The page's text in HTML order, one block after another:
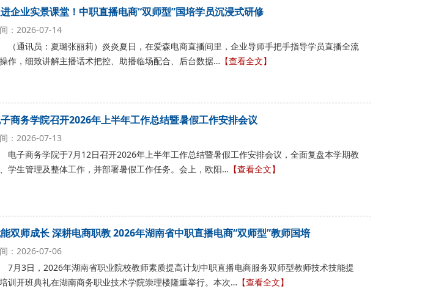
企业实景课堂！中职直播电商“双师型”国培学员沉浸式研修
：2026-07-14
（通讯员：夏璐张丽莉）炎炎夏日，在爱森电商直播间里，企业导师手把手指导学员直播全流
作，细致讲解主播话术把控、助播临场配合、后台数据… 【查看全文】
商务学院召开2026年上半年工作总结暨暑假工作安排会议
：2026-07-13
电子商务学院于7月12日召开2026年上半年工作总结暨暑假工作安排会议，全面复盘本学期教
学生管理及整体工作，并部署暑假工作任务。会上，欧阳… 【查看全文】
双师成长 深耕电商职教 2026年湖南省中职直播电商“双师型”教师国培
：2026-07-06
7月3日，2026年湖南省职业院校教师素质提高计划中职直播电商服务双师型教师技术技能提
训开班典礼在湖南商务职业技术学院崇理楼隆重举行。本次… 【查看全文】